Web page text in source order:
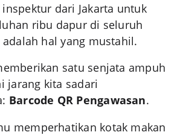
dari Jakarta untuk
ribu dapur di seluruh
hal yang mustahil.
satu senjata ampuh
jarang kita sadari
Barcode QR Pengawasan.
memperhatikan kotak makan